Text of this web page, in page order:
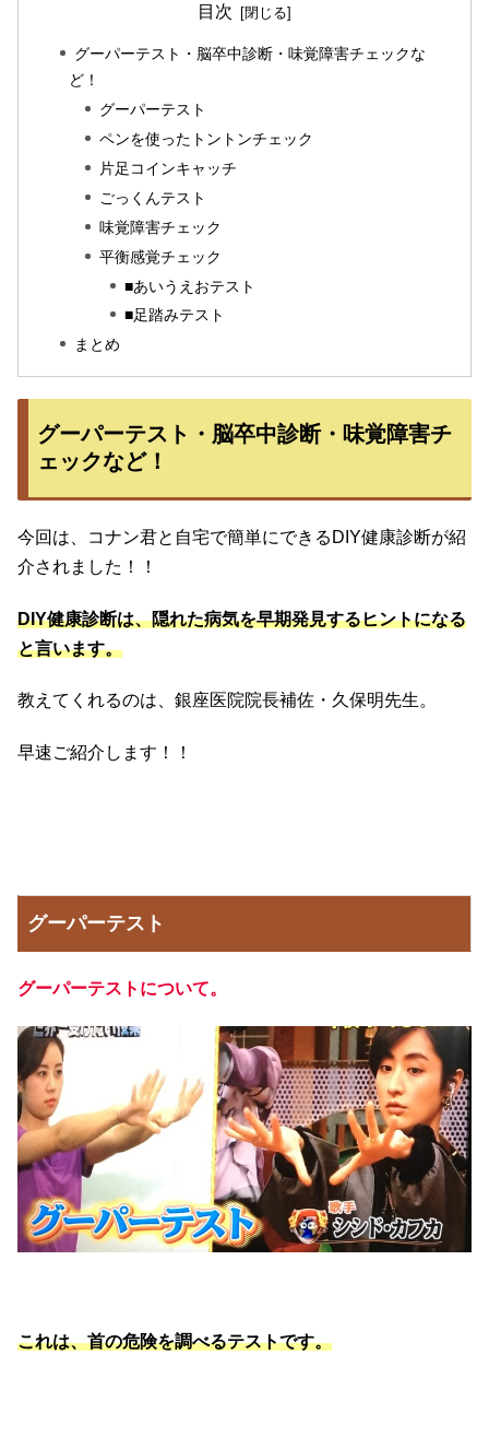
目次
グーパーテスト・脳卒中診断・味覚障害チェックな
ど！
グーパーテスト
ペンを使ったトントンチェック
片足コインキャッチ
ごっくんテスト
味覚障害チェック
平衡感覚チェック
■あいうえおテスト
■足踏みテスト
まとめ
グーパーテスト・脳卒中診断・味覚障害チ
ェックなど！
今回は、コナン君と自宅で簡単にできるDIY健康診断が紹
介されました！！
DIY健康診断は、隠れた病気を早期発見するヒントになる
と言います。
教えてくれるのは、銀座医院院長補佐・久保明先生。
早速ご紹介します！！
グーパーテスト
グーパーテストについて。
これは、首の危険を調べるテストです。